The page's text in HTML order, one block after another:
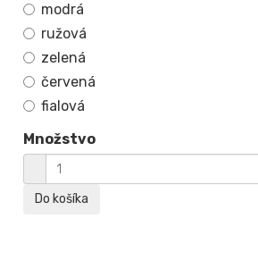
modrá
ružová
zelená
červená
fialová
Množstvo